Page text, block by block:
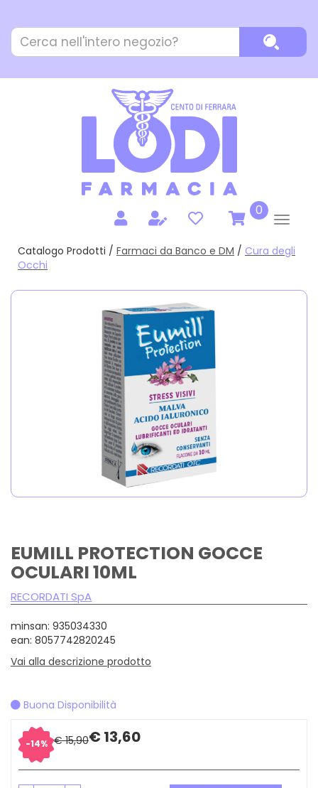
contenuto
principale
Cerca
Prodotto
0prodotti
inseriti
Catalogo Prodotti / Farmaci da Banco e DM / Cura degli
Occhi
EUMILL PROTECTION GOCCE
OCULARI 10ML
RECORDATI SpA
minsan: 935034330
ean: 8057742820245
Vai alla descrizione prodotto
Buona Disponibilità
Sconto
del14% € 15,90Prezzo
scontato
€ 13,60